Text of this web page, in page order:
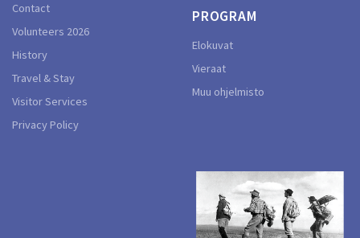
Contact
Volunteers 2026
History
Travel & Stay
Visitor Services
Privacy Policy
PROGRAM
Elokuvat
Vieraat
Muu ohjelmisto